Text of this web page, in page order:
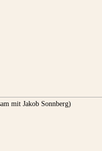
mit Jakob Sonnberg)